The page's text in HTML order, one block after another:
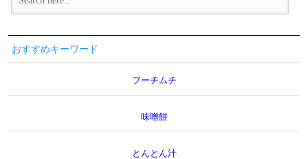
おすすめキーワード
フーチムチ
味噌餅
とんとん汁